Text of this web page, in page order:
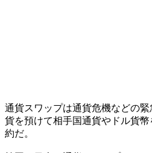
通貨スワップは通貨危機などの
貨を預けて相手国通貨やドル貨
約だ。